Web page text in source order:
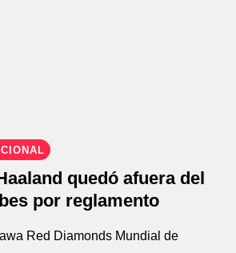
quedó afuera del
por reglamento